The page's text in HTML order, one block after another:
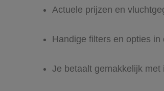
Actuele prijzen en
Handige filters en opties in
Je betaalt gemakkelijk met